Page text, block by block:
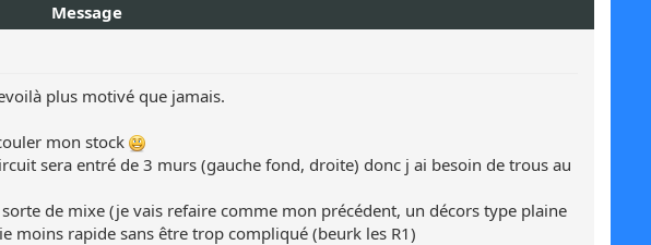
Message
plus motivé que jamais.
mon stock
sera entré de 3 murs (gauche fond, droite) donc j ai besoin de trous au
de mixe (je vais refaire comme mon précédent, un décors type plaine
moins rapide sans être trop compliqué (beurk les R1)